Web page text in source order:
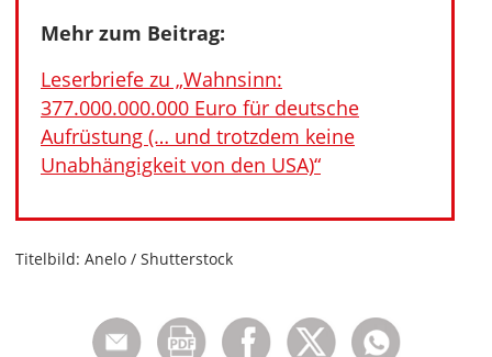
Mehr zum Beitrag:
Leserbriefe zu „Wahnsinn:
377.000.000.000 Euro für deutsche
Aufrüstung (… und trotzdem keine
Unabhängigkeit von den USA)“
Titelbild: Anelo / Shutterstock